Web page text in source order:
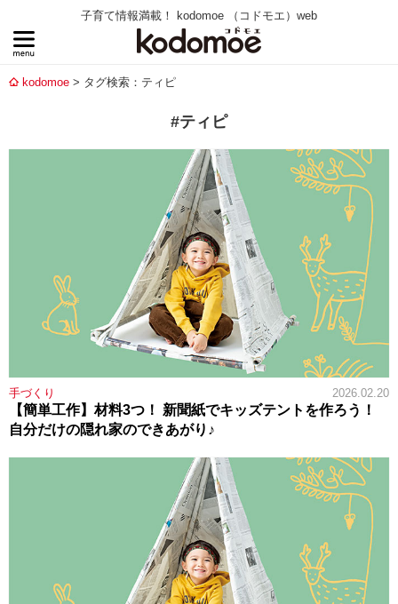
子育て情報満載！ kodomoe （コドモエ）web
kodomoe タグ検索：ティピ
#ティピ
手づくり 2026.02.20
【簡単工作】材料3つ！ 新聞紙でキッズテントを作ろう！
自分だけの隠れ家のできあがり♪